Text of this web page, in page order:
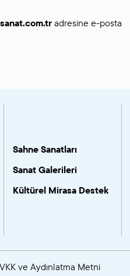
adresine e-posta
Sahne Sanatları
Sanat Galerileri
Kültürel Mirasa Destek
ve Aydınlatma Metni